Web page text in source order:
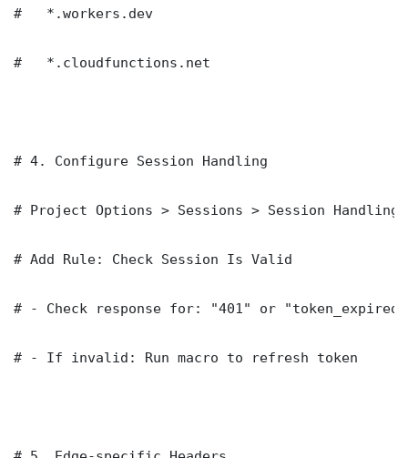
#   *.workers.dev
#   *.cloudfunctions.net
# 4. Configure Session Handling
# Project Options > Sessions > Session Handling
# Add Rule: Check Session Is Valid
# - Check response for: "401" or "token_expired"
# - If invalid: Run macro to refresh token